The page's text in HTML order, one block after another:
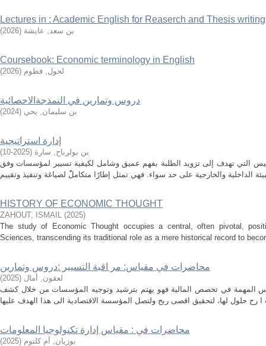
Lectures in : Academic English for Reaserch and Thesis writing
بن سعد, عايشة (
2026
)
Coursebook: Economic terminology in English
لحول, فطوم (
2026
)
دروس وتمارين في النمذجةالاحصائية
بن سليمان, يحي (
2024
)
إدارة استراتيجية
بن بولرباح, سارة (
2025-10
)
التي تهدف إلى تزويد الطلبة بفهم عميق وشامل لكيفية تسيير لمؤسسات وفق
HISTORY OF ECONOMIC THOUGHT
ZAHOUT, ISMAIL (2025)
The study of Economic Thought occupies a central, often pivotal,
Sciences, transcending its traditional role as a mere historical record to
محاضرات في مقياس: مر اقبة التسيير :دروس وتمارين
لعقون, أمال (
2025
)
المهمة في تخصص المالية فهو يهتم بترشيد وتوجيه المؤسسات من خلال كشف
محاضرات في : مقياس إدارة تكنولوجيا المعلومات
بوزيان, أم كلتوم (
2025
)